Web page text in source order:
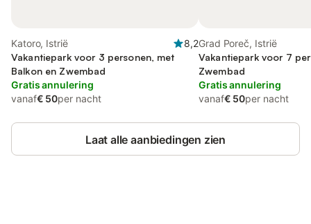
Katoro, Istrië
8,2
Vakantiepark voor 3 personen, met
Balkon en Zwembad
Gratis annulering
vanaf€ 50per nacht
Grad Poreč, Istrië
Vakantiepark voor 7
Zwembad
Gratis annulering
vanaf€ 50per nacht
Laat alle aanbiedingen zien